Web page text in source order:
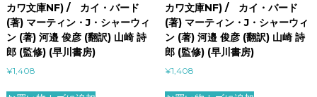
カワ文庫NF) / カイ・バード
(著) マーティン・J・シャーウィ
ン (著) 河邉 俊彦 (翻訳) 山崎 詩
郎 (監修) (早川書房)
¥1,408
カワ文庫NF) / カイ・バード
(著) マーティン・J・シャーウィ
ン (著) 河邉 俊彦 (翻訳) 山崎 詩
郎 (監修) (早川書房)
¥1,408